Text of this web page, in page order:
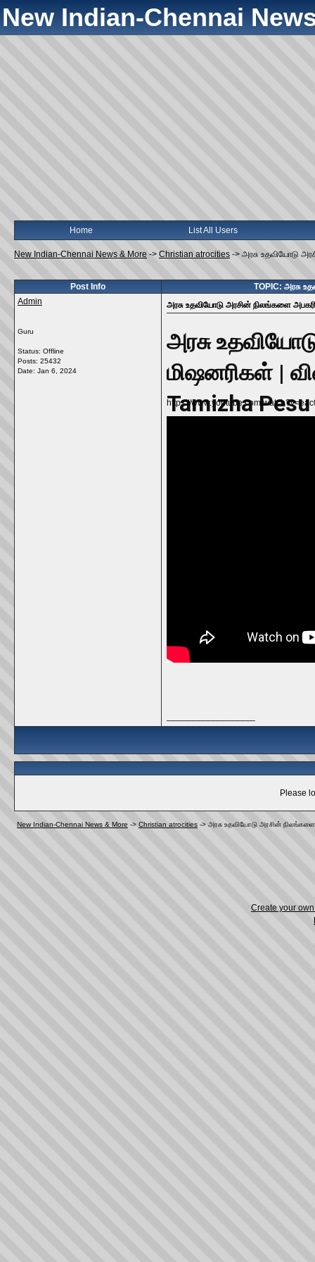
New Indian-Chennai
Home List All Users
New Indian-Chennai News & More -> Christian atrocities -> அரசு உதவியோடு
Post Info
TOPIC: அரசு
Admin
Guru
Status: Offline
Posts: 25432
Date: Jan 6, 2024
அரசு உதவியோடு அரசின் நிலங்களை
அரசு
மிஷனரிகள் |
Tamizha Pesu
https://www.youtube.com/
Please
New Indian-Chennai News & More -> Christian atrocities -> அரசு உதவியோடு அரசின்
Create your